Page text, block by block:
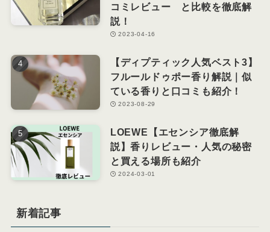
コミレビュー と比較を徹底解
説！
2023-04-16
【ディプティック人気ベスト3】
フルールドゥポー香り解説｜似
ている香りと口コミも紹介！
2023-08-29
LOEWE【エセンシア徹底解
説】香りレビュー・人気の秘密
と買える場所も紹介
2024-03-01
新着記事